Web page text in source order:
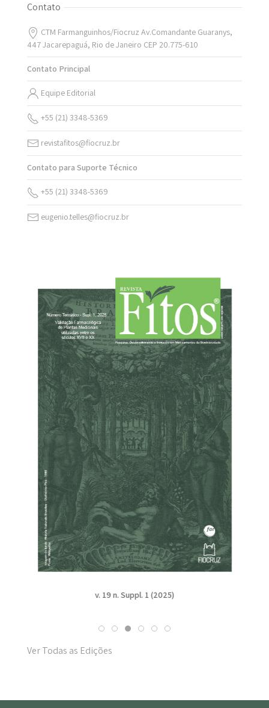
Contato
CTM Farmanguinhos/Fiocruz Av.Comandante Guaranys,
447 Jacarepaguá, Rio de Janeiro CEP 20.775-610
Contato Principal
Equipe Editorial
+55 (21) 3348-5369
revistafitos@fiocruz.br
Contato para Suporte Técnico
+55 (21) 3348-5369
eugenio.telles@fiocruz.br
v. 19 n. Suppl. 1 (2025)
Ver Todas as Edições